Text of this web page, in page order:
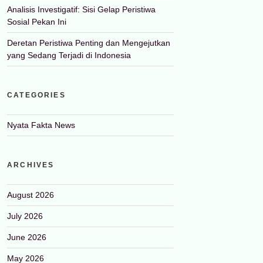
Analisis Investigatif: Sisi Gelap Peristiwa
Sosial Pekan Ini
Deretan Peristiwa Penting dan Mengejutkan
yang Sedang Terjadi di Indonesia
CATEGORIES
Nyata Fakta News
ARCHIVES
August 2026
July 2026
June 2026
May 2026